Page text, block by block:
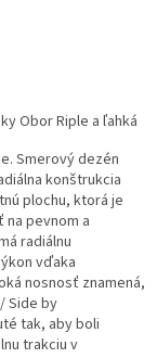
Obor Riple a ľahká
Smerový dezén
konštrukcia
plochu, ktorá je
pevnom a
radiálnu
vďaka
nosnosť znamená,
Side by
tak, aby boli
trakciu v